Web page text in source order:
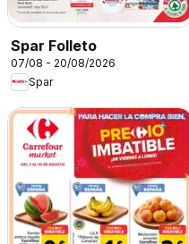
Spar Folleto
07/08 - 20/08/2026
Spar